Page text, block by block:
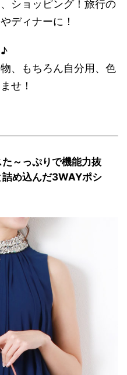
ショッピング！旅行の
ディナーに！
、もちろん自分用、色
せ！
～っぷりで機能力抜
め込んだ3WAYポシ